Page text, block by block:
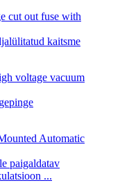
kaitsme
paigaldatav
...